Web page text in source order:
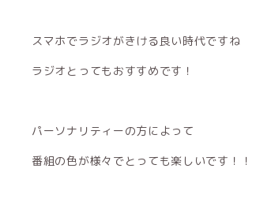
スマホでラジオがきける良い時代ですね
ラジオとってもおすすめです！
パーソナリティーの方によって
番組の色が様々でとっても楽しいです！！